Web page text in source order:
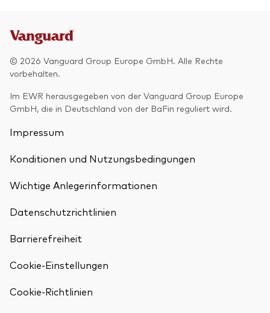
© 2026 Vanguard Group Europe GmbH. Alle Rechte
vorbehalten.
Im EWR herausgegeben von der Vanguard Group Europe
GmbH, die in Deutschland von der BaFin reguliert wird.
Impressum
Konditionen und Nutzungsbedingungen
Wichtige Anlegerinformationen
Datenschutzrichtlinien
Barrierefreiheit
Cookie-Einstellungen
Cookie-Richtlinien